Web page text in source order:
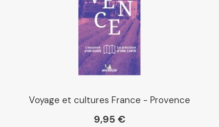
Voyage et cultures France - Provence
9,95 €